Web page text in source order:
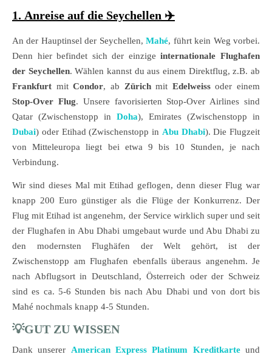
1. Anreise auf die Seychellen ✈️
An der Hauptinsel der Seychellen,Mahé, führt kein Weg vorbei.
Denn hier befindet sich der einzigeinternationale Flughafen
der Seychellen. Wählen kannst du aus einem Direktflug, z.B. ab
Frankfurt mitCondor, ab Zürichmit Edelweissoder einem
Stop-Over Flug. Unsere favorisierten Stop-Over Airlines sind
Qatar (Zwischenstopp in Doha), Emirates (Zwischenstopp in
Dubai) oder Etihad (Zwischenstopp in Abu Dhabi). Die Flugzeit
von Mitteleuropa liegt bei etwa 9 bis 10 Stunden, je nach
Verbindung.
Wir sind dieses Mal mit Etihad geflogen, denn dieser Flug war
knapp 200 Euro günstiger als die Flüge der Konkurrenz. Der
Flug mit Etihad ist angenehm, der Service wirklich super und seit
der Flughafen in Abu Dhabi umgebaut wurde und Abu Dhabi zu
den modernsten Flughäfen der Welt gehört, ist der
Zwischenstopp am Flughafen ebenfalls überaus angenehm. Je
nach Abflugsort in Deutschland, Österreich oder der Schweiz
sind es ca. 5-6 Stunden bis nach Abu Dhabi und von dort bis
Mahé nochmals knapp 4-5 Stunden.
💡GUT ZU WISSEN
Dank unserer American Express Platinum Kreditkarteund